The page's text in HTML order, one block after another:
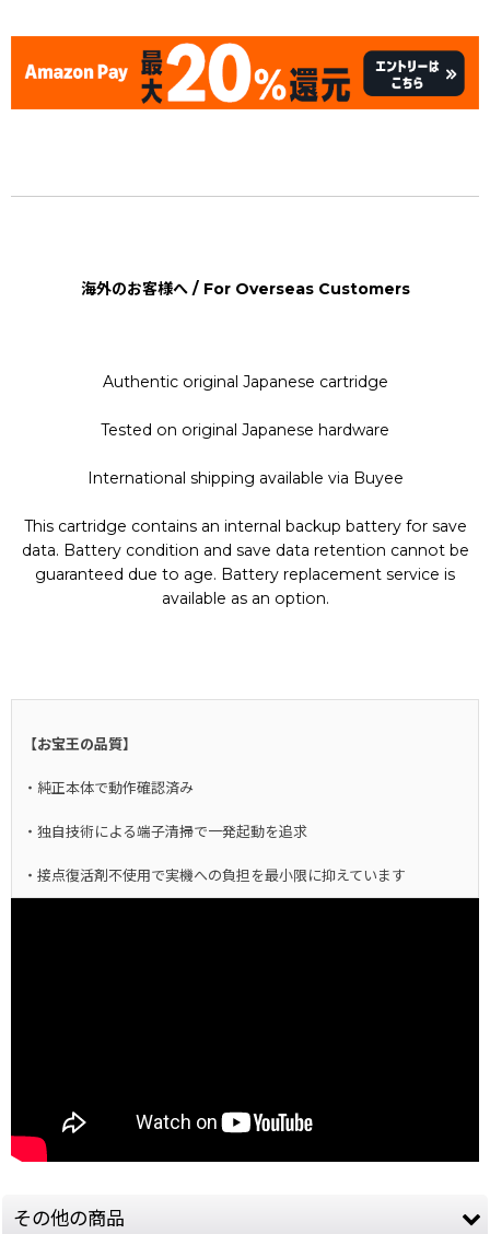
海外のお客様へ / For Overseas Customers
Authentic original Japanese cartridge
Tested on original Japanese hardware
International shipping available via Buyee
This cartridge contains an internal backup battery for save
data. Battery condition and save data retention cannot be
guaranteed due to age. Battery replacement service is
available as an option.
【お宝王の品質】
・純正本体で動作確認済み
・独自技術による端子清掃で一発起動を追求
・接点復活剤不使用で実機への負担を最小限に抑えています
その他の商品